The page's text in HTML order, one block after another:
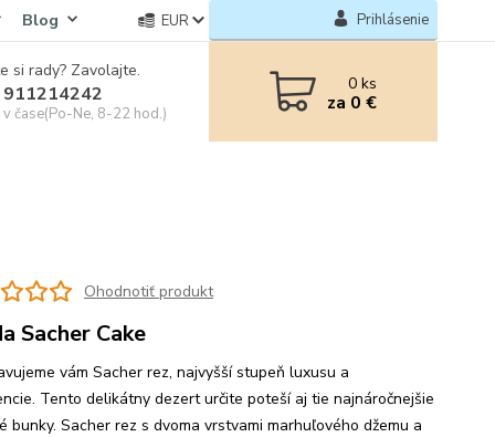
Blog EUR Prihlásenie
si rady? Zavolajte.
čase(Po-Ne, 8-22 hod.)
0ks
za 0 €
Ohodnotiť produkt
Sacher Cake
vám Sacher rez, najvyšší stupeň luxusu a
Tento delikátny dezert určite poteší aj tie najnáročnejšie
bunky. Sacher rez s dvoma vrstvami marhuľového džemu a